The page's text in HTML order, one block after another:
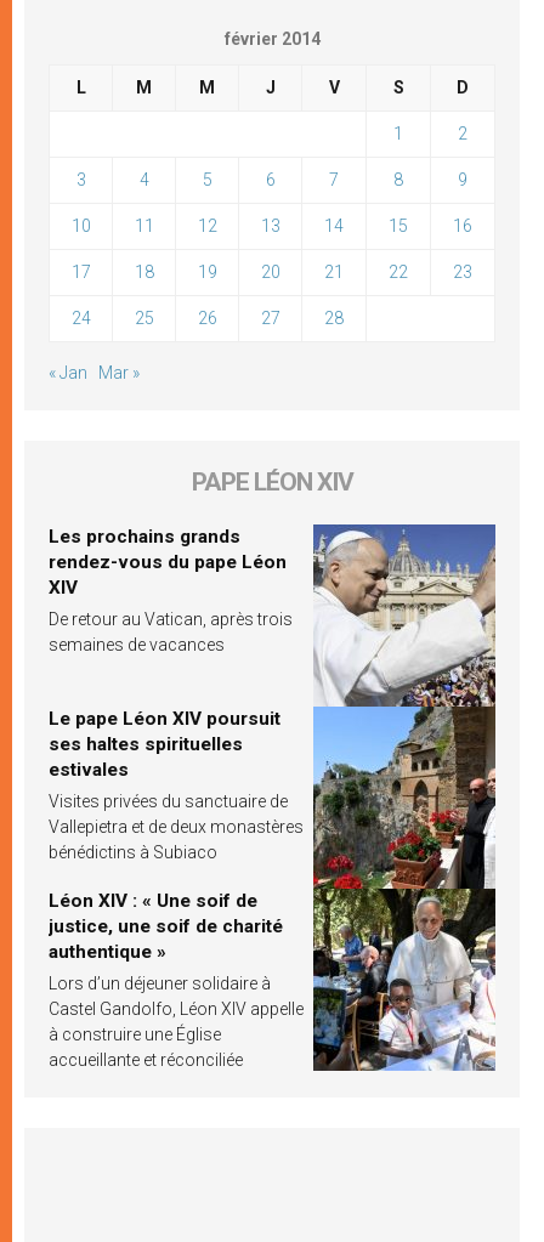
février 2014
L M M J V S D
1 2
3 4 5 6 7 8 9
10 11 12 13 14 15 16
17 18 19 20 21 22 23
24 25 26 27 28
« Jan Mar »
PAPE LÉON XIV
Les prochains grands
rendez-vous du pape Léon
XIV
De retour au Vatican, après trois
semaines de vacances
Le pape Léon XIV poursuit
ses haltes spirituelles
estivales
Visites privées du sanctuaire de
Vallepietra et de deux monastères
bénédictins à Subiaco
Léon XIV : « Une soif de
justice, une soif de charité
authentique »
Lors d’un déjeuner solidaire à
Castel Gandolfo, Léon XIV appelle
à construire une Église
accueillante et réconciliée